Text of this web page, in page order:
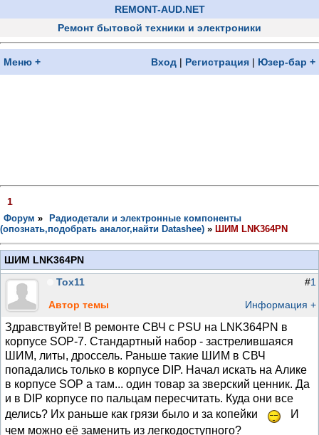
REMONT-AUD.NET
Ремонт бытовой техники и электроники
Меню + Вход | Регистрация | Юзер-бар +
1
Форум »
Радиодетали и электронные компоненты
(опознать,подобрать аналог,найти Datashee) » ШИМ LNK364PN
ШИМ LNK364PN
Тох11
Автор темы
#1
Информация +
Здравствуйте! В ремонте СВЧ с PSU на LNK364PN в
корпусе SOP-7. Стандартный набор - застрелившаяся
ШИМ, литы, дроссель. Раньше такие ШИМ в СВЧ
попадались только в корпусе DIP. Начал искать на Алике
в корпусе SOP а там... один товар за зверский ценник. Да
и в DIP корпусе по пальцам пересчитать. Куда они все
делись? Их раньше как грязи было и за копейки
И
чем можно её заменить из легкодоступного?